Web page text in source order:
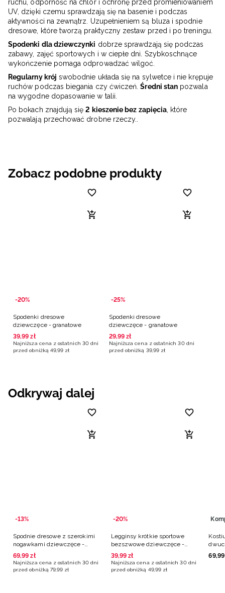
ruchu, odporność na chlor i ochronę przed promieniowaniem
UV, dzięki czemu sprawdzają się na basenie i podczas
aktywności na zewnątrz. Uzupełnieniem są bluza i spodnie
dresowe, które tworzą praktyczny zestaw przed i po treningu.
Spodenki dla dziewczynki dobrze sprawdzają się podczas
zabawy, zajęć sportowych i w ciepłe dni. Szybkoschnące
wykończenie pomaga odprowadzać wilgoć.
Regularny krój swobodnie układa się na sylwetce i nie krępuje
ruchów podczas biegania czy ćwiczeń.Średni stan pozwala
na wygodne dopasowanie w talii.
Po bokach znajdują się2 kieszenie bez zapięcia, które
pozwalają przechować drobne rzeczy..
Zobacz podobne produkty
-20%
Spodenki dresowe
dziewczęce - granatowe
39,99 zł
Najniższa cena z ostatnich 30 dni
przed obniżką 49,99 zł
-25%
Spodenki dresowe
dziewczęce - granatowe
29,99 zł
Najniższa cena z ostatnich 30 dni
przed obniżką 39,99 zł
Odkrywaj dalej
-13%
Spodnie dresowe z szerokimi
nogawkami dziewczęce -
szare
69,99 zł
Najniższa cena z ostatnich 30 dni
przed obniżką 79,99 zł
-20%
Legginsy krótkie sportowe
bezszwowe dziewczęce -
różowe
39,99 zł
Najniższa cena z ostatnich 30 dni
przed obniżką 49,99 zł
69,99